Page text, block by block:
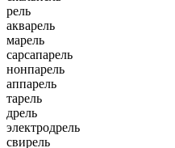
рель
акварель
марель
сарсапарель
нонпарель
аппарель
тарель
дрель
электродрель
свирель